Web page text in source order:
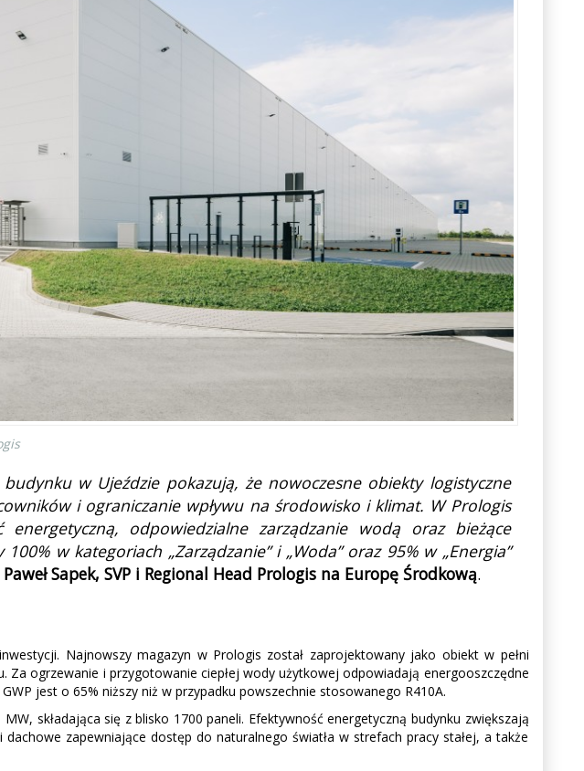
w Ujeździe pokazują, że nowoczesne obiekty logistyczne
i ograniczanie wpływu na środowisko i klimat. W Prologis
odpowiedzialne zarządzanie wodą oraz bieżące
w kategoriach „Zarządzanie” i „Woda” oraz 95% w „Energia”
Paweł Sapek, SVP i Regional Head Prologis na Europę Środkową.
Najnowszy magazyn w Prologis został zaprojektowany jako obiekt w pełni
ogrzewanie i przygotowanie ciepłej wody użytkowej odpowiadają energooszczędne
jest o 65% niższy niż w przypadku powszechnie stosowanego R410A.
składająca się z blisko 1700 paneli. Efektywność energetyczną budynku zwiększają
zapewniające dostęp do naturalnego światła w strefach pracy stałej, a także